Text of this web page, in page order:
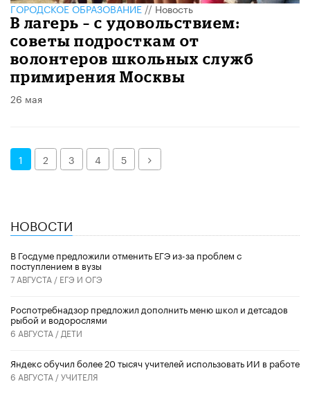
ГОРОДСКОЕ ОБРАЗОВАНИЕ//Новость
В лагерь – с удовольствием:
советы подросткам от
волонтеров школьных служб
примирения Москвы
26 мая
1 2 3 4 5 Далее
НОВОСТИ
В Госдуме предложили отменить ЕГЭ из-за проблем с
поступлением в вузы
7 АВГУСТА / ЕГЭ И ОГЭ
Роспотребнадзор предложил дополнить меню школ и детсадов
рыбой и водорослями
6 АВГУСТА / ДЕТИ
​Яндекс обучил более 20 тысяч учителей использовать ИИ в работе
6 АВГУСТА /УЧИТЕЛЯ